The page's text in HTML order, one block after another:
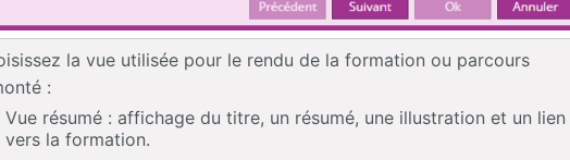
la vue utilisée pour le rendu de la formation ou parcours
:
Vue résumé : affichage du titre, un résumé, une illustration et un lien
vers la formation.